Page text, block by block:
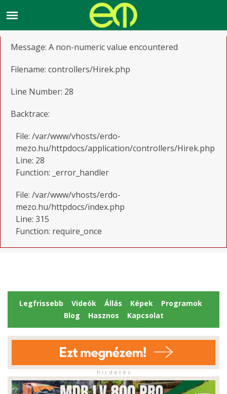
A PHP Error was encountered
Message: A non-numeric value encountered
Filename: controllers/Hirek.php
Line Number: 28
Backtrace:
File: /var/www/vhosts/erdo-
mezo.hu/httpdocs/application/controllers/Hirek.php
Line: 28
Function: _error_handler
File: /var/www/vhosts/erdo-
mezo.hu/httpdocs/index.php
Line: 315
Function: require_once
Legfrissebb Videók Állás Képek
Programok
Blog
Hasznos Kapcsolat
h i r d e t é s